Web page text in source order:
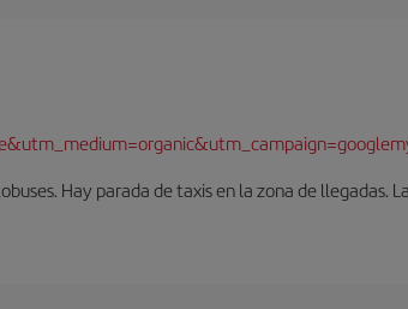
Hay parada de taxis en la zona de llegadas.